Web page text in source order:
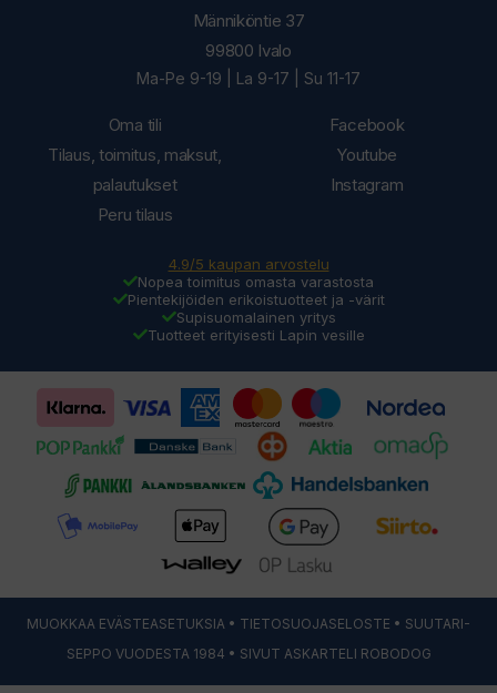
Oma tili
Tilaus, toimitus, maksut,
palautukset
Peru tilaus
Männiköntie 37
99800 Ivalo
Ma-Pe 9-19 | La 9-17 | Su 11-17
Facebook
Youtube
Instagram
4.9/5 kaupan arvostelu
Nopea toimitus omasta varastosta
Pientekijöiden erikoistuotteet ja -värit
Supisuomalainen yritys
Tuotteet erityisesti Lapin vesille
MUOKKAA EVÄSTEASETUKSIA • TIETOSUOJASELOSTE • SUUTARI-
SEPPO VUODESTA 1984 • SIVUT ASKARTELI ROBODOG